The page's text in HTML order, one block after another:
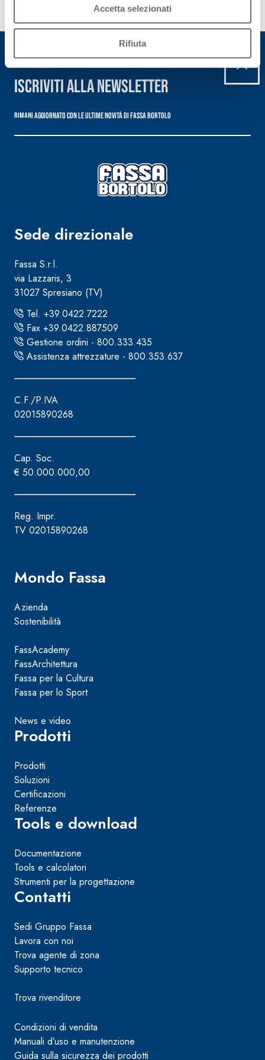
Accetta selezionati
Rifiuta
FASSATEX GLASS SYSTEM
FASSATEX STEEL SYSTEM
FASSATEX STEEL NHL SYSTEM
settore.
scopri
di più
Iscriviti alla newsletter
Rimani aggiornato con le ultime novità di Fassa Bortolo
Sede direzionale
Fassa S.r.l.
via Lazzaris, 3
31027 Spresiano (TV)
Tel. +39.0422.7222
Fax +39.0422.887509
Gestione ordini - 800.333.435
Assistenza attrezzature - 800.353.637
C.F./P.IVA
02015890268
Cap. Soc.
€ 50.000.000,00
Reg. Impr.
TV 02015890268
Mondo Fassa
Azienda
Sostenibilità
FassAcademy
FassArchitettura
Fassa per la Cultura
Fassa per lo Sport
News e video
Prodotti
Prodotti
Soluzioni
Certificazioni
Referenze
Tools e download
Documentazione
Tools e calcolatori
Strumenti per la progettazione
Contatti
Sedi Gruppo Fassa
Lavora con noi
Trova agente di zona
Supporto tecnico
Trova rivenditore
Condizioni di vendita
Manuali d’uso e manutenzione
Guida sulla sicurezza dei prodotti